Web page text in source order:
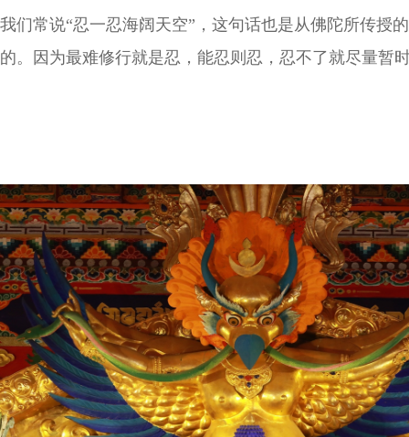
我们常说“忍一忍海阔天空”，这句话也是从佛陀所传授
的。因为最难修行就是忍，能忍则忍，忍不了就尽量暂